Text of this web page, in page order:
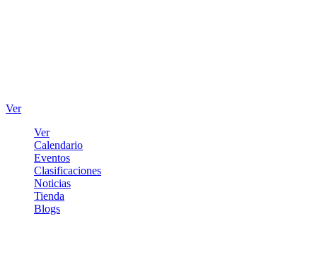
Ver
Ver
Calendario
Eventos
Clasificaciones
Noticias
Tienda
Blogs